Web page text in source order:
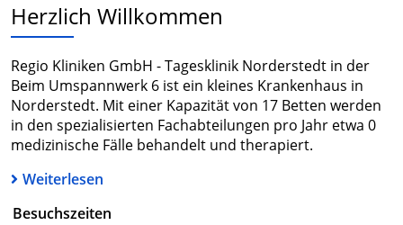
Herzlich Willkommen
Regio Kliniken GmbH - Tagesklinik Norderstedt in der
Beim Umspannwerk 6 ist ein kleines Krankenhaus in
Norderstedt. Mit einer Kapazität von 17 Betten werden
in den spezialisierten Fachabteilungen pro Jahr etwa 0
medizinische Fälle behandelt und therapiert.
Weiterlesen
Besuchszeiten